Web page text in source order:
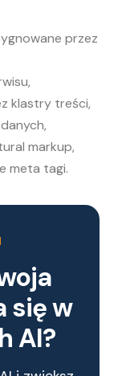
przez
klastry treści,
markup,
meta tagi.
się w
AI?